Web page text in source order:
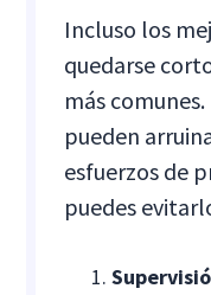
Incluso los
quedarse
más
pueden
esfuerzos de
puedes